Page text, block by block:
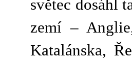
světec dosáhl
zemí ‒
Katalánska,